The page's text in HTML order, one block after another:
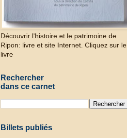
Découvrir l'histoire et le patrimoine de
Ripon: livre et site Internet. Cliquez sur le
livre
Rechercher
dans ce carnet
Billets publiés